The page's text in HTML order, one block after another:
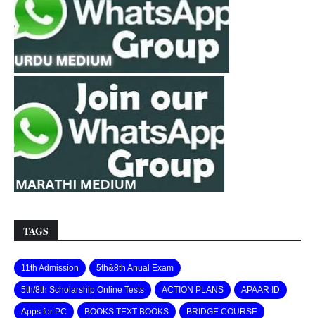
TAGS
11th Admission 5th&8th Anual Exam
5th/8th Scholarship Online Tests ACTION PLANS APAAR ID
Apps for PC BOOKS TEXT BOOKS BRIDGE COURSE